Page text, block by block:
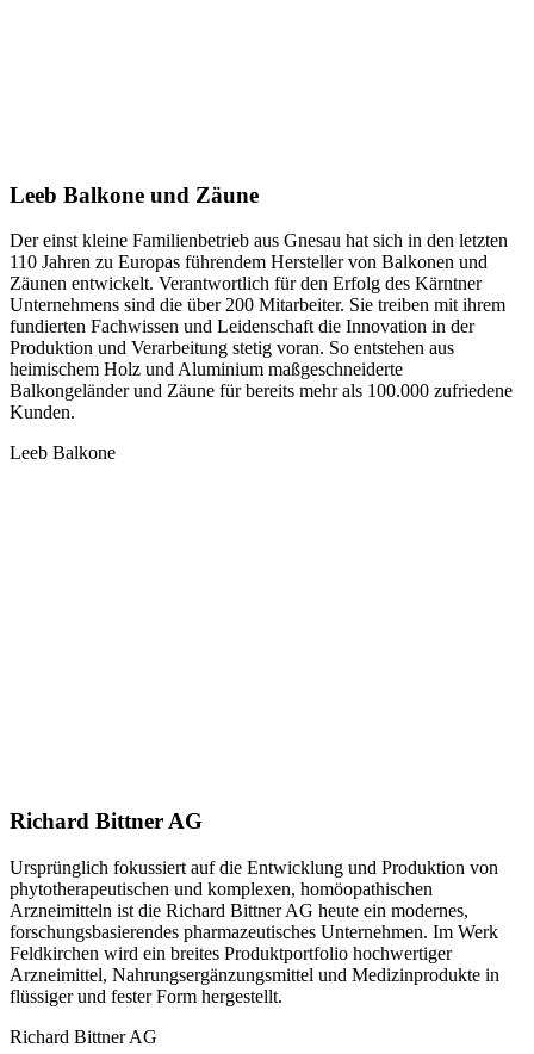
Leeb Balkone und Zäune
Der einst kleine Familienbetrieb aus Gnesau hat sich in den letzten
110 Jahren zu Europas führendem Hersteller von Balkonen und
Zäunen entwickelt. Verantwortlich für den Erfolg des Kärntner
Unternehmens sind die über 200 Mitarbeiter. Sie treiben mit ihrem
fundierten Fachwissen und Leidenschaft die Innovation in der
Produktion und Verarbeitung stetig voran. So entstehen aus
heimischem Holz und Aluminium maßgeschneiderte
Balkongeländer und Zäune für bereits mehr als 100.000 zufriedene
Kunden.
Leeb Balkone
Richard Bittner AG
Ursprünglich fokussiert auf die Entwicklung und Produktion von
phytotherapeutischen und komplexen, homöopathischen
Arzneimitteln ist die Richard Bittner AG heute ein modernes,
forschungsbasierendes pharmazeutisches Unternehmen. Im Werk
Feldkirchen wird ein breites Produktportfolio hochwertiger
Arzneimittel, Nahrungsergänzungsmittel und Medizinprodukte in
flüssiger und fester Form hergestellt.
Richard Bittner AG